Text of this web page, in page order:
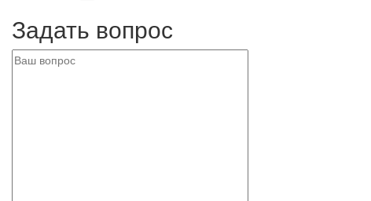
Задать вопрос